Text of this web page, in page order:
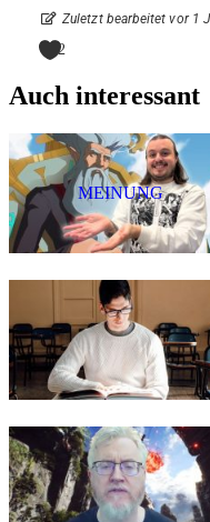
Zuletzt bearbeitet vor 1
2
Auch interessant
MEINUNG